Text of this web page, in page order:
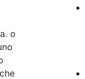
o